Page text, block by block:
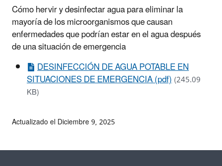
Cómo hervir y desinfectar agua para eliminar la
mayoría de los microorganismos que causan
enfermedades que podrían estar en el agua después
de una situación de emergencia
DESINFECCIÓN DE AGUA POTABLE EN
SITUACIONES DE EMERGENCIA (pdf)(245.09
KB)
Actualizado el Diciembre 9, 2025